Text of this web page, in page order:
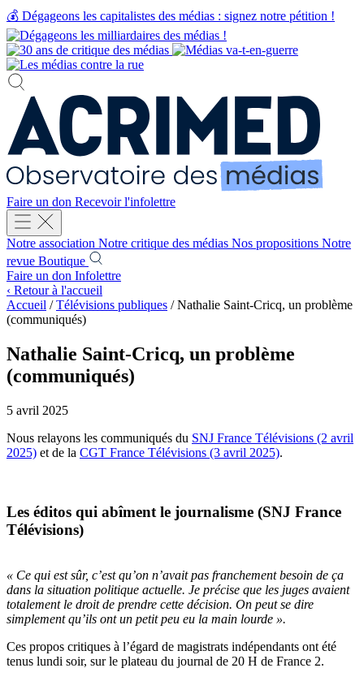
💰 Dégageons les capitalistes des médias : signez notre pétition !
Faire un don Recevoir l'infolettre
Notre association Notre critique des médias Nos propositions Notre
revue Boutique
Faire un don Infolettre
‹ Retour à l'accueil
Accueil / Télévisions publiques / Nathalie Saint-Cricq, un problème
(communiqués)
Nathalie Saint-Cricq, un problème
(communiqués)
5 avril 2025
Nous relayons les communiqués du SNJ France Télévisions (2 avril
2025) et de la CGT France Télévisions (3 avril 2025).
Les éditos qui abîment le journalisme (SNJ France
Télévisions)
« Ce qui est sûr, c’est qu’on n’avait pas franchement besoin de ça
dans la situation politique actuelle. Je précise que les juges avaient
totalement le droit de prendre cette décision. On peut se dire
simplement qu’ils ont un petit peu eu la main lourde ».
Ces propos critiques à l’égard de magistrats indépendants ont été
tenus lundi soir, sur le plateau du journal de 20 H de France 2.